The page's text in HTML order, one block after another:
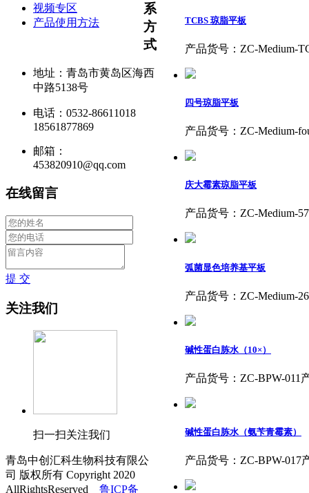
视频专区
产品使用方法
TCBS 琼脂平板
产品货号：ZC-Medium-
四号琼脂平板
产品货号：ZC-Medium-
庆大霉素琼脂平板
产品货号：ZC-Medium-
弧菌显色培养基平板
产品货号：ZC-Medium-
碱性蛋白胨水（10×）
产品货号：ZC-BPW-
碱性蛋白胨水（氨苄青霉素）
产品货号：ZC-BPW-
系
方
式
地址：青岛市黄岛区海西
中路5138号
电话：0532-86611018
18561877869
邮箱：
453820910@qq.com
在线留言
提 交
关注我们
扫一扫关注我们
青岛中创汇科生物科技有限公
司 版权所有 Copyright 2020
AllRightsReserved
鲁ICP备